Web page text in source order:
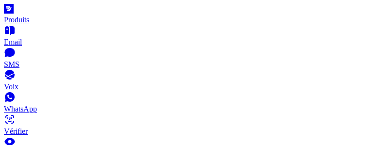
Produits
Email
SMS
Voix
WhatsApp
Vérifier